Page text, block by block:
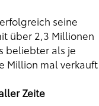
seine
über 2,3 Millionen
beliebter als je
Million mal verkauft.
Zeite